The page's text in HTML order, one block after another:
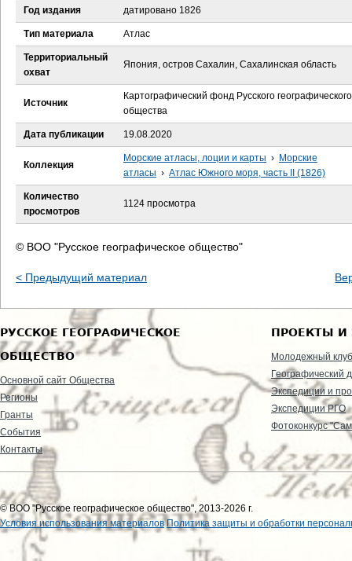
д
е
с
ь
Год издания датировано 1826
Тип материала Атлас
Территориальный
охват
Япония, остров Сахалин, Сахалинская область
Источник
Картографический фонд Русского географического
общества
Дата публикации 19.08.2020
Коллекция
Морские атласы, лоции и карты › Морские
атласы › Атлас Южного моря, часть II (1826)
Количество
просмотров
1124 просмотра
© ВОО "Русское географическое общество"
< Предыдущий материал
РУССКОЕ ГЕОГРАФИЧЕСКОЕ
ОБЩЕСТВО
Основной сайт Общества
Регионы
Гранты
События
Контакты
ПРОЕКТЫ И
Молодежный клуб
Географический
Экспедиции и
Экспедиции РГО
Фотоконкурс
© ВОО "Русское географическое общество", 2013-2026 г.
Условия использования материалов Политика защиты и обработки